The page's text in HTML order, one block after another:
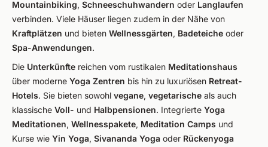
Mountainbiking, Schneeschuhwandern oder Langlaufen
verbinden. Viele Häuser liegen zudem in der Nähe von
Kraftplätzen und bieten Wellnessgärten, Badeteiche oder
Spa-Anwendungen.
Die Unterkünfte reichen vom rustikalen Meditationshaus
über moderne Yoga Zentren bis hin zu luxuriösen Retreat-
Hotels. Sie bieten sowohl vegane, vegetarische als auch
klassische Voll- und Halbpensionen. Integrierte Yoga
Meditationen, Wellnesspakete, Meditation Camps und
Kurse wie Yin Yoga, Sivananda Yoga oder Rückenyoga